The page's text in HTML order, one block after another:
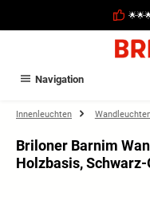
Navigation
Innenleuchten
Briloner Barnim
Holzbasis, Schwarz-